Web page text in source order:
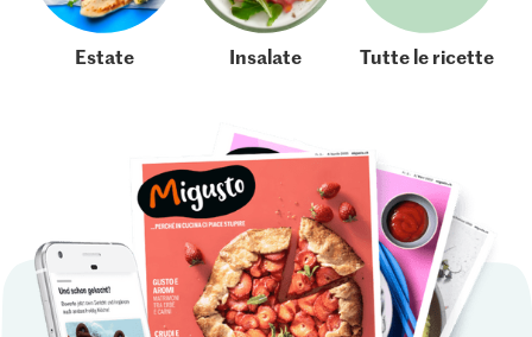
Estate Insalate Tutte le ricette